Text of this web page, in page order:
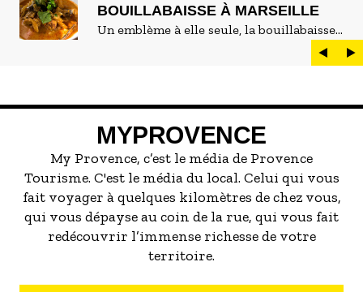
BOUILLABAISSE À MARSEILLE
Un emblème à elle seule, la bouillabaisse
est LE plat marseillais par excellence. On
peut d'ailleurs vite être submergé·e par la
servir la meilleure...
MYPROVENCE
My Provence, c’est le média de Provence
Tourisme. C'est le média du local. Celui qui vous
fait voyager à quelques kilomètres de chez vous,
qui vous dépayse au coin de la rue, qui vous fait
redécouvrir l’immense richesse de votre
territoire.